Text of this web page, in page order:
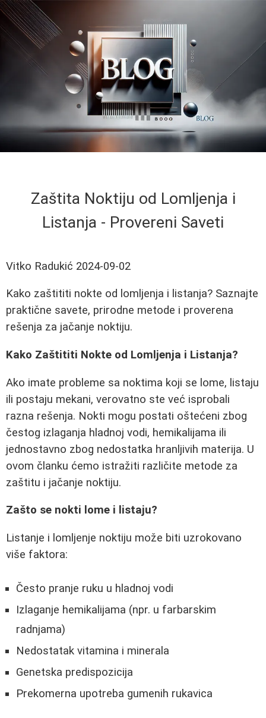
Zaštita Noktiju od Lomljenja i
Listanja - Provereni Saveti
Vitko Radukić 2024-09-02
Kako zaštititi nokte od lomljenja i listanja? Saznajte
praktične savete, prirodne metode i proverena
rešenja za jačanje noktiju.
Kako Zaštititi Nokte od Lomljenja i Listanja?
Ako imate probleme sa noktima koji se lome, listaju
ili postaju mekani, verovatno ste već isprobali
razna rešenja. Nokti mogu postati oštećeni zbog
čestog izlaganja hladnoj vodi, hemikalijama ili
jednostavno zbog nedostatka hranljivih materija. U
ovom članku ćemo istražiti različite metode za
zaštitu i jačanje noktiju.
Zašto se nokti lome i listaju?
Listanje i lomljenje noktiju može biti uzrokovano
više faktora:
Često pranje ruku u hladnoj vodi
Izlaganje hemikalijama (npr. u farbarskim
radnjama)
Nedostatak vitamina i minerala
Genetska predispozicija
Prekomerna upotreba gumenih rukavica